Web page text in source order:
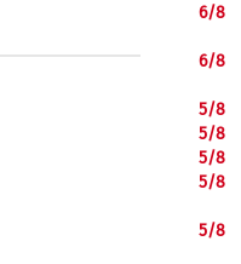
6/8
6/8
5/8
5/8
5/8
5/8
5/8